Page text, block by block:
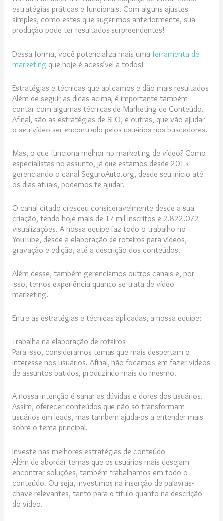
estratégias práticas e funcionais. Com alguns ajustes
simples, como estes que sugerimos anteriormente, sua
produção pode ter resultados surpreendentes!
Dessa forma, você potencializa mais umaferramenta de
marketing que hoje é acessível a todos!
Estratégias e técnicas que aplicamos e dão mais resultados
Além de seguir as dicas acima, é importante também
contar com algumas técnicas de Marketing de Conteúdo.
Afinal, são as estratégias de SEO, e outras, que vão ajudar
o seu vídeo ser encontrado pelos usuários nos buscadores.
Mas, o que funciona melhor no marketing de vídeo? Como
especialistas no assunto, já que estamos desde 2015
gerenciando o canal SeguroAuto.org, desde seu início até
os dias atuais, podemos te ajudar.
O canal citado cresceu consideravelmente desde a sua
criação, tendo hoje mais de 17 mil inscritos e 2.822.072
visualizações. A nossa equipe faz todo o trabalho no
YouTube, desde a elaboração de roteiros para vídeos,
gravação e edição, até a descrição dos conteúdos.
Além desse, também gerenciamos outros canais e, por
isso, temos experiência quando se trata de vídeo
marketing.
Entre as estratégias e técnicas aplicadas, a nossa equipe:
Trabalha na elaboração de roteiros
Para isso, consideramos temas que mais despertam o
interesse nos usuários. Afinal, não focamos em fazer vídeos
de assuntos batidos, produzindo mais do mesmo.
A nossa intenção é sanar as dúvidas e dores dos usuários.
Assim, oferecer conteúdos que não só transformam
usuários em leads, mas também ajuda-os a entender mais
sobre o tema principal.
Investe nas melhores estratégias de conteúdo
Além de abordar temas que os usuários mais desejam
encontrar soluções, também trabalhamos em todo o
conteúdo. Ou seja, investimos na inserção de palavras-
chave relevantes, tanto para o título quanto na descrição
do vídeo.